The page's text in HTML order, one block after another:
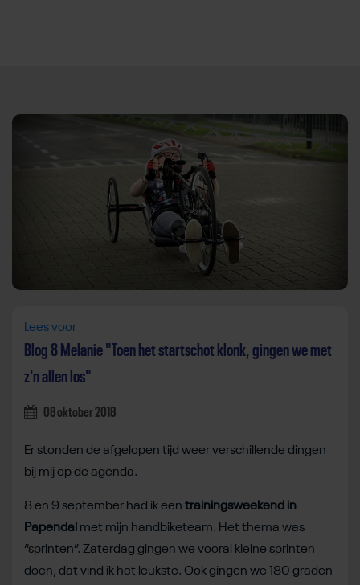
Direct door naar content
Lees voor
Blog 8 Melanie "Toen het startschot klonk, gingen we met
z'n allen los"
08 oktober 2018
Er stonden de afgelopen tijd weer verschillende dingen
bij mij op de agenda.
8 en 9 september had ik een trainingsweekend in
Papendal met mijn handbiketeam. Het thema was
“sprinten”. Zaterdag gingen we vooral kleine sprinten
doen, dat vind ik het leukste. Ook gingen we 180 graden